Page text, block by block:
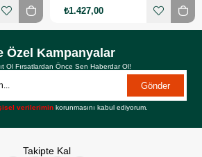
₺1.427,00
Özel Kampanyalar
Ol Fırsatlardan Önce Sen Haberdar Ol!
Gönder
verilerimin korunmasını kabul ediyorum.
Takipte Kal